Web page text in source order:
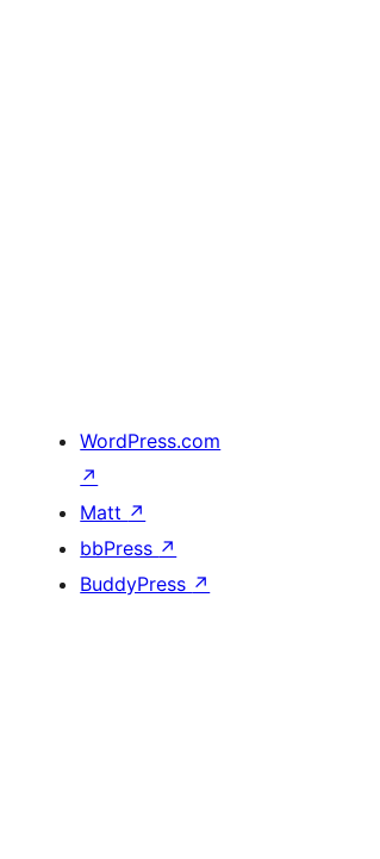
WordPress.com
↗
Matt ↗
bbPress ↗
BuddyPress ↗